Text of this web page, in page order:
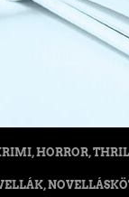
HORROR,